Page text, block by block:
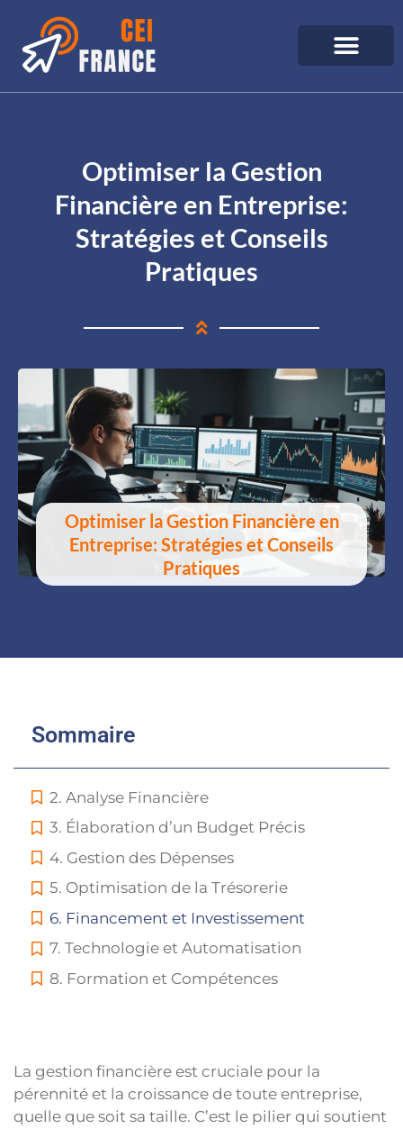
Optimiser la Gestion
Financière en Entreprise:
Stratégies et Conseils
Pratiques
Optimiser la Gestion Financière en
Entreprise: Stratégies et Conseils
Pratiques
Sommaire
2. Analyse Financière
3. Élaboration d’un Budget Précis
4. Gestion des Dépenses
5. Optimisation de la Trésorerie
6. Financement et Investissement
7. Technologie et Automatisation
8. Formation et Compétences
La gestion financière est cruciale pour la
pérennité et la croissance de toute entreprise,
quelle que soit sa taille. C’est le pilier qui soutient